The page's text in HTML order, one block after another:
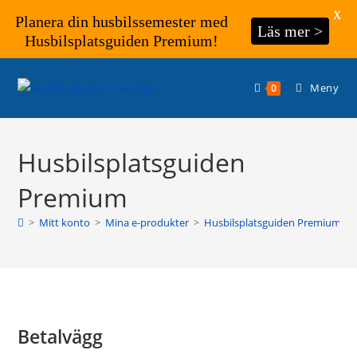
0 Meny
Husbilsplatsguiden
Premium
> Mitt konto > Mina e-produkter > Husbilsplatsguiden Premium
Betalvägg
Planera din husbilssemester med
Husbilsplatsguiden Premium!
Läs mer >
X